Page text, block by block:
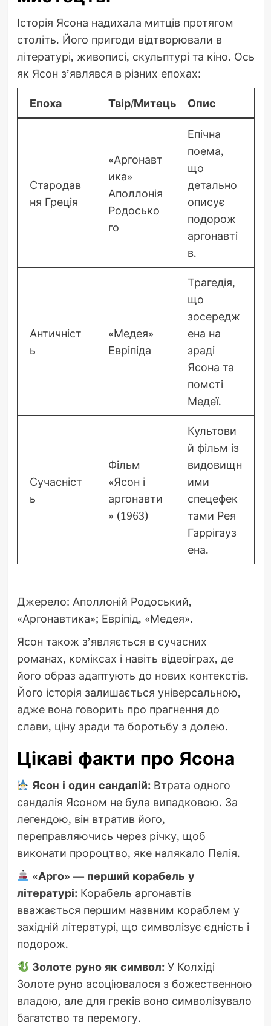
Історія Ясона надихала митців протягом
століть. Його пригоди відтворювали в
літературі, живописі, скульптурі та кіно. Ось
як Ясон з’являвся в різних епохах:
Епоха Твір/Митець Опис
Стародав
ня Греція
«Аргонавт
ика»
Аполлонія
Родосько
го
Епічна
поема,
що
детально
описує
подорож
аргонавті
в.
Античніст
ь
«Медея»
Евріпіда
Трагедія,
що
зосередж
ена на
зраді
Ясона та
помсті
Медеї.
Сучасніст
ь
Фільм
«Ясон і
аргонавти
» (1963)
Культови
й фільм із
видовищн
ими
спецефек
тами Рея
Гаррігауз
ена.
Джерело: Аполлоній Родоський,
«Аргонавтика»; Евріпід, «Медея».
Ясон також з’являється в сучасних
романах, коміксах і навіть відеоіграх, де
його образ адаптують до нових контекстів.
Його історія залишається універсальною,
адже вона говорить про прагнення до
слави, ціну зради та боротьбу з долею.
Цікаві факти про Ясона
Ясон і один сандалій: Втрата одного
сандалія Ясоном не була випадковою. За
легендою, він втратив його,
переправляючись через річку, щоб
виконати пророцтво, яке налякало Пелія.
«Арго» — перший корабель у
літературі:Корабель аргонавтів
вважається першим назвним кораблем у
західній літературі, що символізує єдність і
подорож.
Золоте руно як символ: У Колхіді
Золоте руно асоціювалося з божественною
владою, але для греків воно символізувало
багатство та перемогу.